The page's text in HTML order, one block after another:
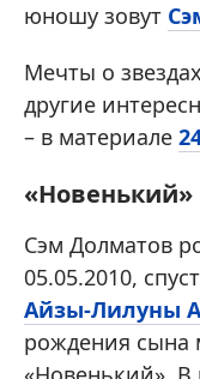
юношу зовут
Мечты о
другие
– в материале
«Новенький»
Сэм Долматов
05.05.2010,
Айзы-Лилуны
рождения сына